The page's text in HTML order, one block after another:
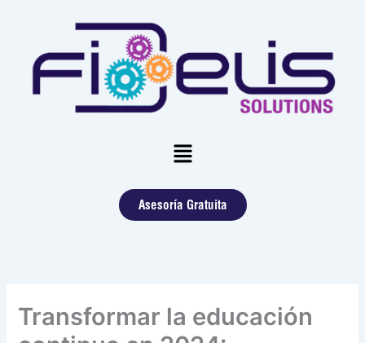
Menu
Asesoría Gratuita
Transformar la educación